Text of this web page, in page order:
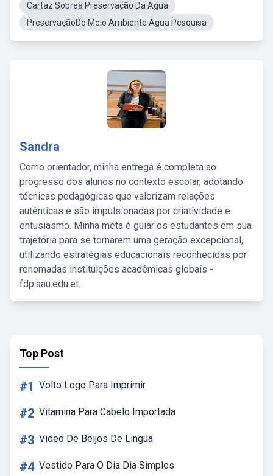
Cartaz Sobrea Preservação Da Agua
PreservaçãoDo Meio Ambiente Agua Pesquisa
Sandra
Como orientador, minha entrega é completa ao
progresso dos alunos no contexto escolar, adotando
técnicas pedagógicas que valorizam relações
autênticas e são impulsionadas por criatividade e
entusiasmo. Minha meta é guiar os estudantes em sua
trajetória para se tornarem uma geração excepcional,
utilizando estratégias educacionais reconhecidas por
renomadas instituições acadêmicas globais -
fdp.aau.edu.et.
Top Post
#1 Volto Logo Para Imprimir
#2 Vitamina Para Cabelo Importada
#3 Video De Beijos De Lingua
#4 Vestido Para O Dia Dia Simples